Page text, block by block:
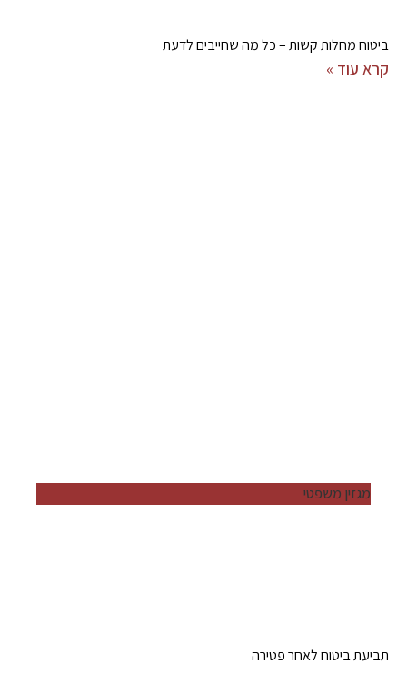
ביטוח מחלות קשות – כל מה שחייבים לדעת
קרא עוד »
מגזין משפטי
תביעת ביטוח לאחר פטירה